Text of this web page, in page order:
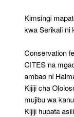
Kimsingi
kwa Serikali ni
Conservation
CITES na
ambao ni
Kijiji cha
mujibu wa
Kijiji hupata